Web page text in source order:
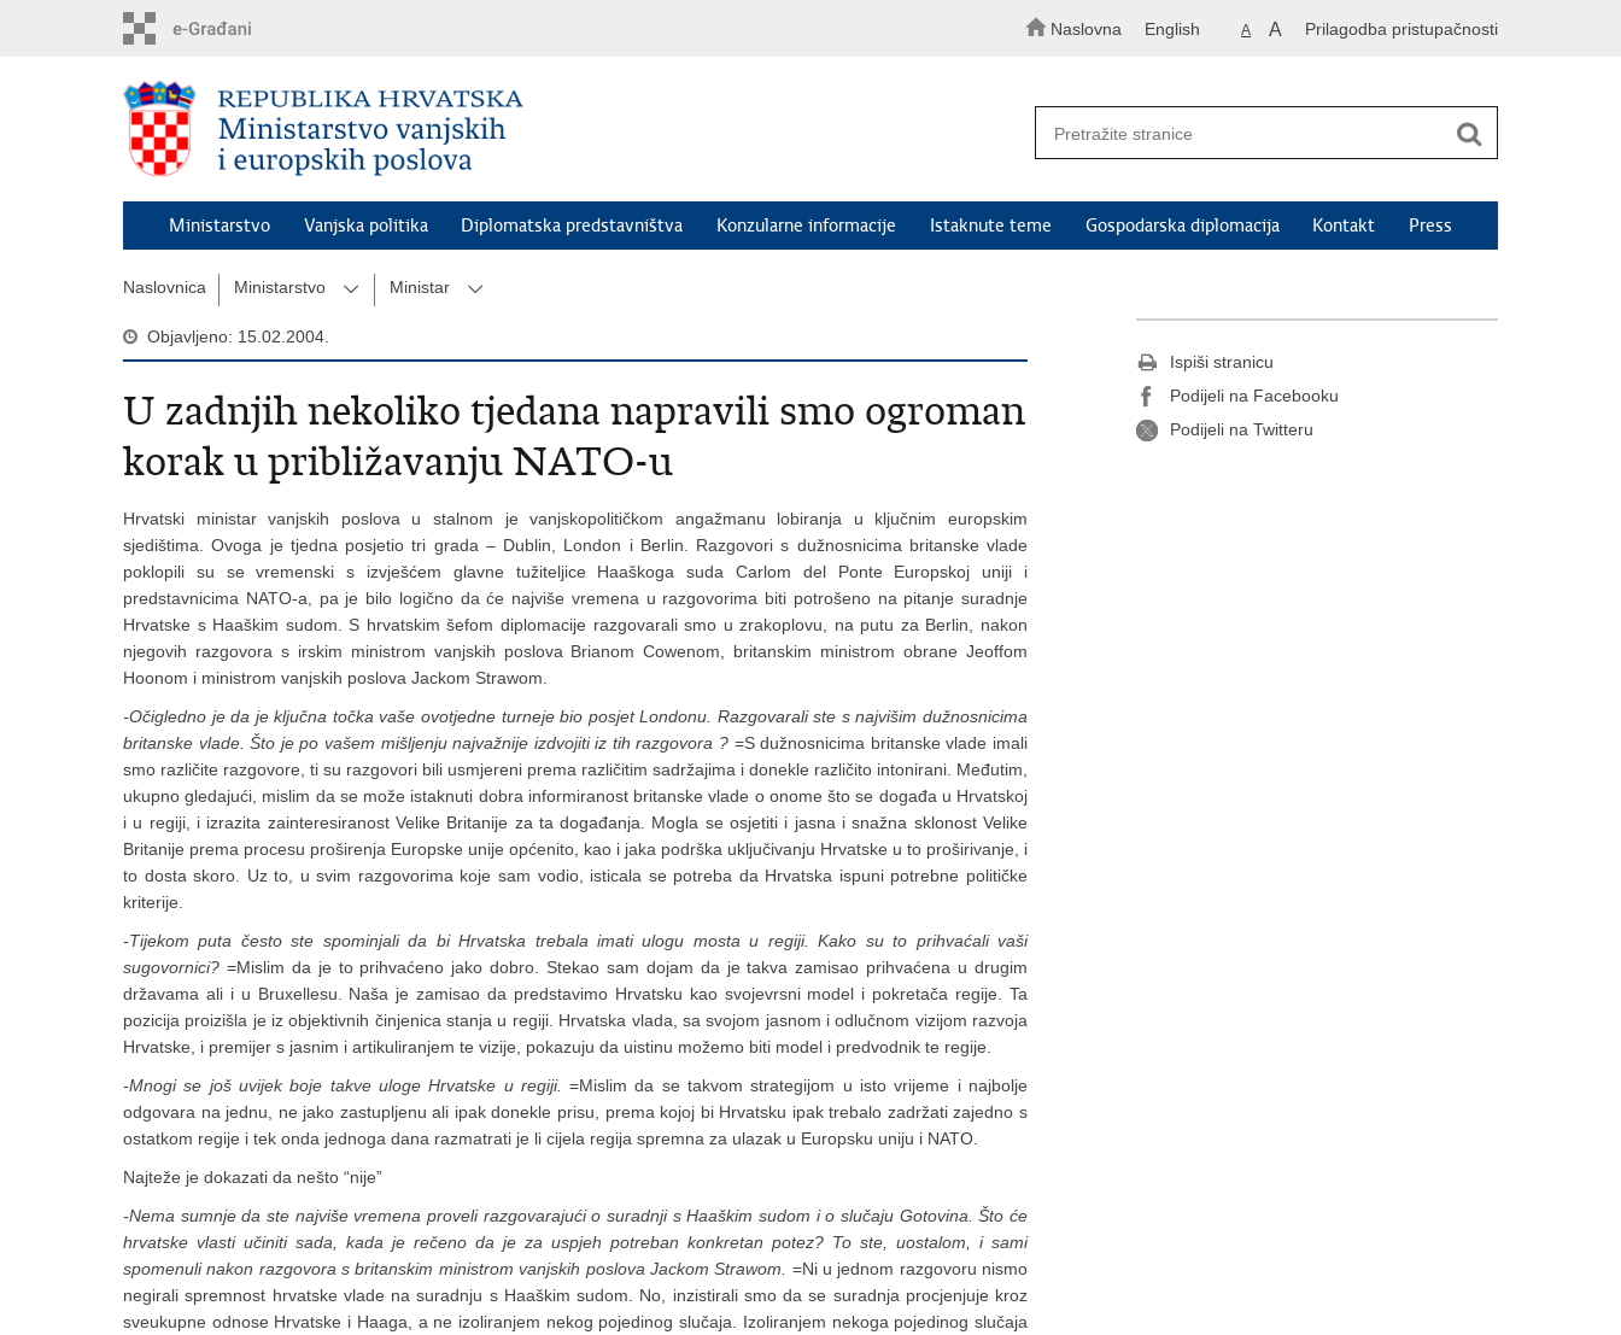
Naslovna English A A Prilagodba pristupačnosti
Ministarstvo Vanjska politika Diplomatska predstavništva Konzularne informacije Istaknute teme Gospodarska diplomacija Kontakt Press
Naslovnica Ministarstvo Ministar
Objavljeno: 15.02.2004.
U zadnjih nekoliko tjedana napravili smo ogroman
korak u približavanju NATO-u
Hrvatski ministar vanjskih poslova u stalnom je vanjskopolitičkom angažmanu lobiranja u ključnim europskim
sjedištima. Ovoga je tjedna posjetio tri grada – Dublin, London i Berlin. Razgovori s dužnosnicima britanske vlade
poklopili su se vremenski s izvješćem glavne tužiteljice Haaškoga suda Carlom del Ponte Europskoj uniji i
predstavnicima NATO-a, pa je bilo logično da će najviše vremena u razgovorima biti potrošeno na pitanje suradnje
Hrvatske s Haaškim sudom. S hrvatskim šefom diplomacije razgovarali smo u zrakoplovu, na putu za Berlin, nakon
njegovih razgovora s irskim ministrom vanjskih poslova Brianom Cowenom, britanskim ministrom obrane Jeoffom
Hoonom i ministrom vanjskih poslova Jackom Strawom.
-Očigledno je da je ključna točka vaše ovotjedne turneje bio posjet Londonu. Razgovarali ste s najvišim dužnosnicima
britanske vlade. Što je po vašem mišljenju najvažnije izdvojiti iz tih razgovora ? =S dužnosnicima britanske vlade imali
smo različite razgovore, ti su razgovori bili usmjereni prema različitim sadržajima i donekle različito intonirani. Međutim,
ukupno gledajući, mislim da se može istaknuti dobra informiranost britanske vlade o onome što se događa u Hrvatskoj
i u regiji, i izrazita zainteresiranost Velike Britanije za ta događanja. Mogla se osjetiti i jasna i snažna sklonost Velike
Britanije prema procesu proširenja Europske unije općenito, kao i jaka podrška uključivanju Hrvatske u to proširivanje, i
to dosta skoro. Uz to, u svim razgovorima koje sam vodio, isticala se potreba da Hrvatska ispuni potrebne političke
kriterije.
-Tijekom puta često ste spominjali da bi Hrvatska trebala imati ulogu mosta u regiji. Kako su to prihvaćali vaši
sugovornici? =Mislim da je to prihvaćeno jako dobro. Stekao sam dojam da je takva zamisao prihvaćena u drugim
državama ali i u Bruxellesu. Naša je zamisao da predstavimo Hrvatsku kao svojevrsni model i pokretača regije. Ta
pozicija proizišla je iz objektivnih činjenica stanja u regiji. Hrvatska vlada, sa svojom jasnom i odlučnom vizijom razvoja
Hrvatske, i premijer s jasnim i artikuliranjem te vizije, pokazuju da uistinu možemo biti model i predvodnik te regije.
-Mnogi se još uvijek boje takve uloge Hrvatske u regiji. =Mislim da se takvom strategijom u isto vrijeme i najbolje
odgovara na jednu, ne jako zastupljenu ali ipak donekle prisu, prema kojoj bi Hrvatsku ipak trebalo zadržati zajedno s
ostatkom regije i tek onda jednoga dana razmatrati je li cijela regija spremna za ulazak u Europsku uniju i NATO.
Najteže je dokazati da nešto “nije”
-Nema sumnje da ste najviše vremena proveli razgovarajući o suradnji s Haaškim sudom i o slučaju Gotovina. Što će
hrvatske vlasti učiniti sada, kada je rečeno da je za uspjeh potreban konkretan potez? To ste, uostalom, i sami
spomenuli nakon razgovora s britanskim ministrom vanjskih poslova Jackom Strawom.
=Ni u jednom razgovoru nismo
negirali spremnost hrvatske vlade na suradnju s Haaškim sudom. No, inzistirali smo da se suradnja procjenjuje kroz
sveukupne odnose Hrvatske i Haaga, a ne izoliranjem nekog pojedinog slučaja. Izoliranjem nekoga pojedinog slučaja
Ispiši stranicu
Podijeli na Facebooku
Podijeli na Twitteru